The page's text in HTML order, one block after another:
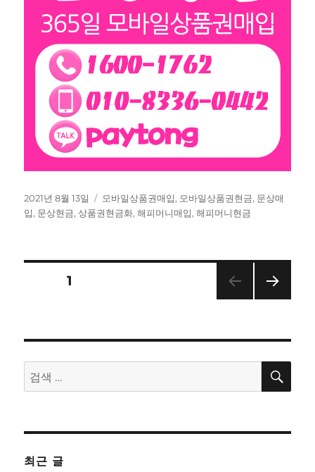
작
성
2021년 8월 13일
태
그
모바일상품권매입, 모바일상품권현금, 문상매
입, 문상현금,상품권현금화,해피머니매입,해피머니현금
색
페이지1
검
색:
검
최근 글